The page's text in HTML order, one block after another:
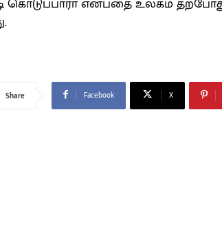
கொடுப்பாரா என்பதை உலகம்
Share Facebook X